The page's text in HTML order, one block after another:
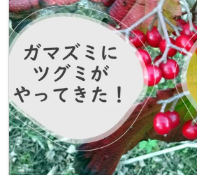
にオランダ）